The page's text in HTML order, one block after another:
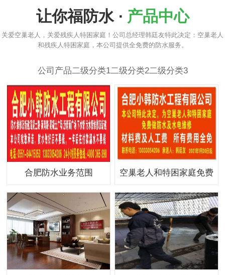
让你福防水 · 产品中心
关爱空巢老人，关爱残疾人特困家庭！公司总经理韩廷友特此决定：空巢老人
和残疾人特困家庭，本公司提供全免费的防水服务。
公司产品二级分类1二级分类2二级分类3
合肥防水业务范围 空巢老人和特困家庭免费